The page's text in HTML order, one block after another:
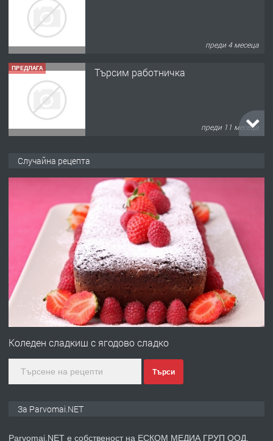
преди 11 месеца
ПРЕДЛАГА
Продава употребявани чисти и
преди 1 година
преди 1 година
ПРЕДЛАГА
Първи поход "По стъпките на Ангел
Войвода"
преди 1 година
ПРЕДЛАГА
Монтажник на малки детайли за
Случайна рецепта
Коледен сладкиш с ягодово сладко
Търси
За Parvomai.NET
Parvomai.NET е собственост на ЕСКОМ МЕДИА ГРУП ООД.